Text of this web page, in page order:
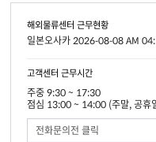
해외물류센터 근무현황
일본오사카 2026-08-08 AM
고객센터 근무시간
주중 9:30 ~ 17:30
점심 13:00 ~ 14:00 (주말, 공휴
전화문의전 클릭